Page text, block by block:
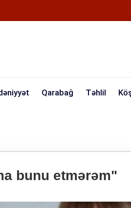
Qarabağ Təhlil
bunu etmərəm"